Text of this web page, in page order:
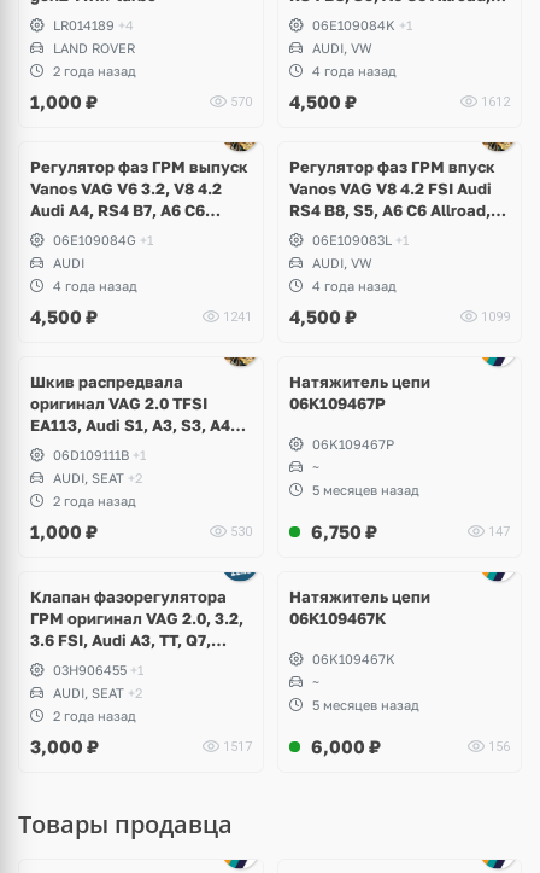
LR014189 +4
LAND ROVER
2 года назад
1,000 ₽ 570
A8 D3, Q7, R8 Spyder,
Volkswagen Touareg
06E109084K +1
AUDI, VW
4 года назад
4,500 ₽ 1612
Регулятор фаз ГРМ выпуск
Vanos VAG V6 3.2, V8 4.2
Audi A4, RS4 B7, A6 C6
Allroad, A8 D3
06E109084G +1
AUDI
4 года назад
4,500 ₽ 1241
Регулятор фаз ГРМ впуск
Vanos VAG V8 4.2 FSI Audi
RS4 B8, S5, A6 C6 Allroad,
A8 D3, Q7, R8 Spyder,
Volkswagen Touareg
06E109083L
+1
AUDI, VW
4 года назад
4,500 ₽ 1099
Шкив распредвала
оригинал VAG 2.0 TFSI
EA113, Audi S1, A3, S3, A4
B6, B7, A6 C6, TT, TTS,
Volkswagen Golf 5 GTI, 6 R,
Scirocco, Eos, Jetta, Passat
B6, Skoda Octavia A5 RS,
Seat Leon Cupra
06D109111B +1
AUDI, SEAT +2
2 года назад
1,000 ₽ 530
Натяжитель цепи
06K109467P
06K109467P
~
5 месяцев назад
6,750 ₽ 147
Клапан фазорегулятора
ГРМ оригинал VAG 2.0, 3.2,
3.6 FSI, Audi A3, TT, Q7,
Volkswagen Golf 5 R32,
Jetta, Passat B6 R36, CC,
Touareg GP, NF, Eos,
Teramont, Phaeton, Skoda
Octavia A5, Superb
03H906455 +1
AUDI, SEAT +2
2 года назад
3,000 ₽ 1517
Натяжитель цепи
06K109467K
06K109467K
~
5 месяцев назад
6,000 ₽ 156
Товары продавца